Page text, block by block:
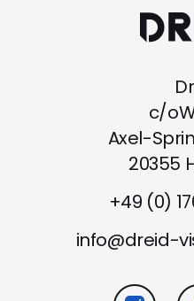
c/
Axel-
20355
+49 (0)
info@dreid-